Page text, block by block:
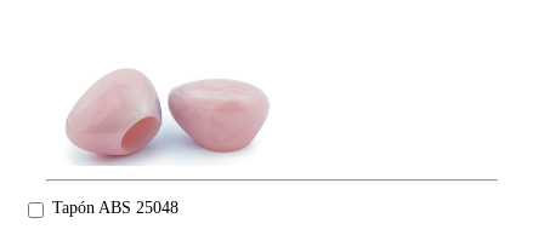
Tapón ABS 25048